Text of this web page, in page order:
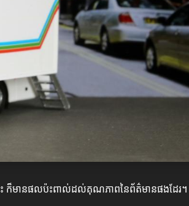
ក៏មានផលប៉ះពាល់ដល់គុណភាពនៃព័ត៌មានផងដែរ។